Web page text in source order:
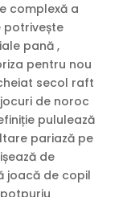
complexă a
potrivește
pană ,
pentru nou
secol raft
de noroc
pululează
pariază pe
de
joacă de copil